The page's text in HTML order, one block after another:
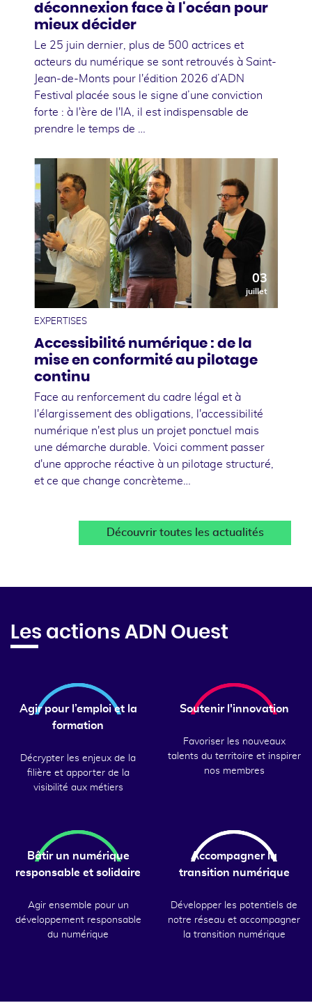
déconnexion face à l'océan pour
mieux décider
Le 25 juin dernier, plus de 500 actrices et
acteurs du numérique se sont retrouvés à Saint-
Jean-de-Monts pour l'édition 2026 d’ADN
Festival placée sous le signe d’une conviction
forte : à l'ère de l'IA, il est indispensable de
prendre le temps de …
03
juillet
EXPERTISES
Accessibilité numérique : de la
mise en conformité au pilotage
continu
Face au renforcement du cadre légal et à
l'élargissement des obligations, l'accessibilité
numérique n'est plus un projet ponctuel mais
une démarche durable. Voici comment passer
d'une approche réactive à un pilotage structuré,
et ce que change concrèteme…
Découvrir toutes les actualités
Les actions ADN Ouest
Agir pour l’emploi et la
formation
Décrypter les enjeux de la
filière et apporter de la
visibilité aux métiers
Soutenir l'innovation
Favoriser les nouveaux
talents du territoire et inspirer
nos membres
Bâtir un numérique
responsable et solidaire
Agir ensemble pour un
développement responsable
du numérique
Accompagner la
transition numérique
Développer les potentiels de
notre réseau et accompagner
la transition numérique